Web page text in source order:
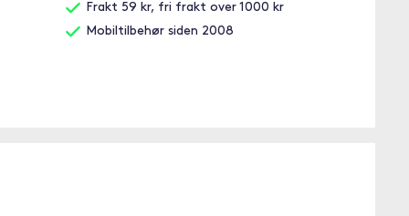
Frakt 59 kr, fri frakt over 1000 kr
Mobiltilbehør siden 2008